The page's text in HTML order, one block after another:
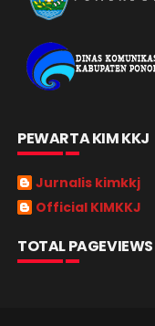
PEWARTA KIM KKJ
Jurnalis kimkkj
Official KIMKKJ
TOTAL PAGEVIEWS